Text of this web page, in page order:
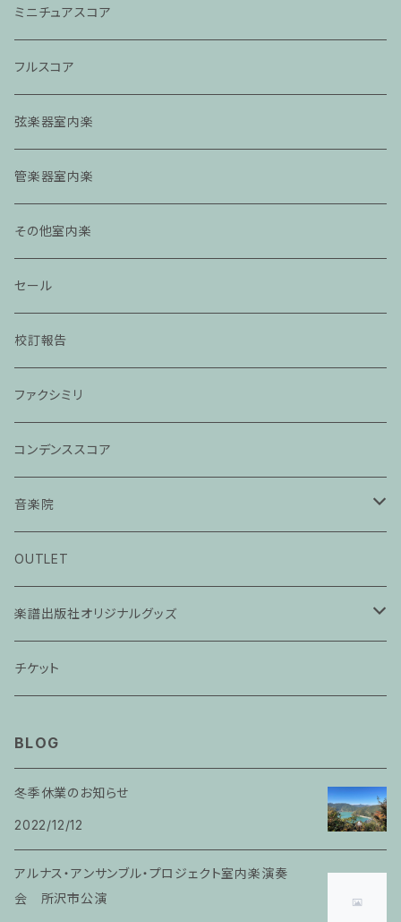
ミニチュアスコア
フルスコア
弦楽器室内楽
管楽器室内楽
その他室内楽
セール
校訂報告
ファクシミリ
コンデンススコア
音楽院
ピアノ科３０分レッスン
ピアノ科４５分レッスン
家族割プラン
家族割適用プラン2
家族割適用プラン3
家族割適用プラン4
ヴァイオリンピアノ６０分レッスン
OUTLET
楽譜出版社オリジナルグッズ
アパレル
チケット
BLOG
冬季休業のお知らせ
2022/12/12
アルナス・アンサンブル・プロジェクト室内楽演奏
会 所沢市公演